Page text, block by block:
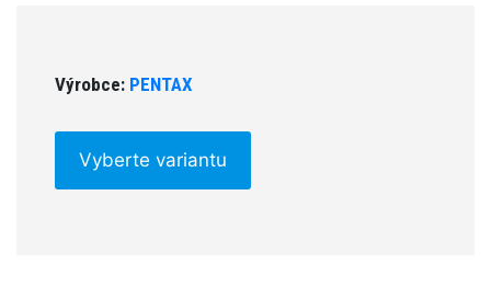
Výrobce: PENTAX
Vyberte variantu